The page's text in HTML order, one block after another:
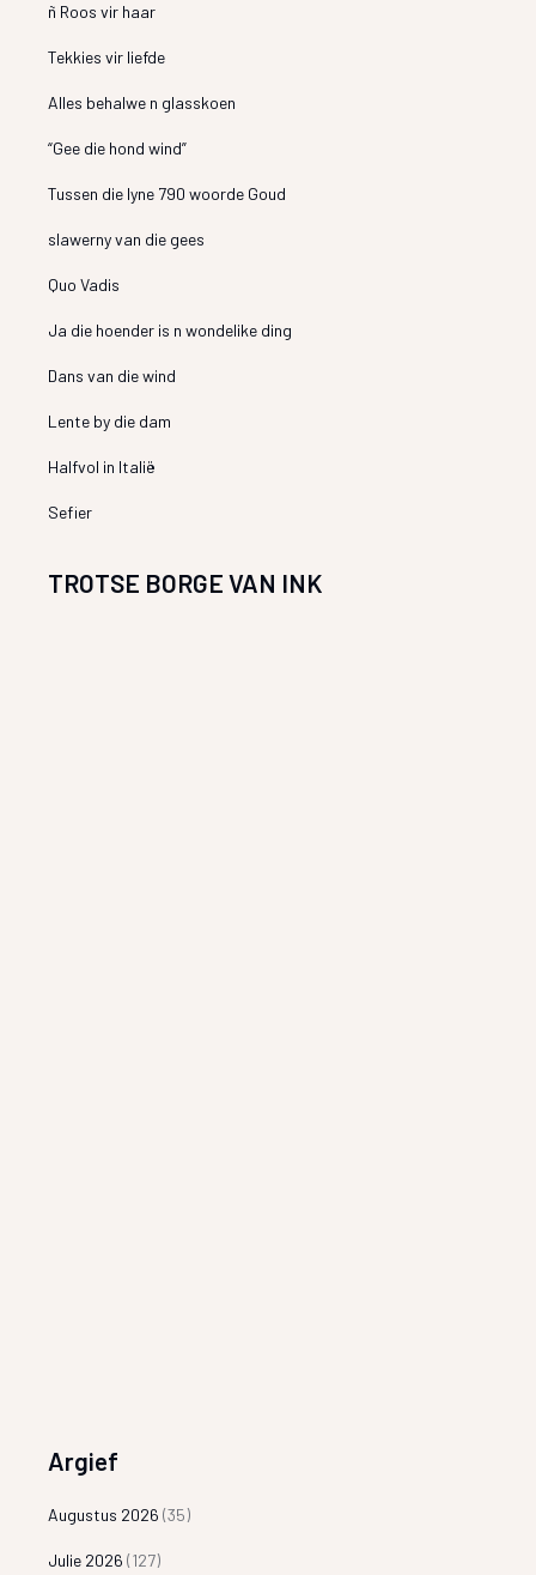
ñ Roos vir haar
Tekkies vir liefde
Alles behalwe n glasskoen
“Gee die hond wind”
Tussen die lyne 790 woorde Goud
slawerny van die gees
Quo Vadis
Ja die hoender is n wondelike ding
Dans van die wind
Lente by die dam
Halfvol in Italië
Sefier
TROTSE BORGE VAN INK
Argief
Augustus 2026 (35)
Julie 2026 (127)